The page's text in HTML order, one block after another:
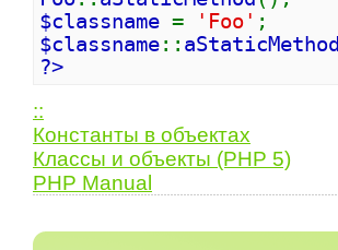
$classname = 'Foo' ;
$classname:: aStaticMethod
?>
::
Константы в объектах
Классы и объекты (PHP 5)
PHP Manual